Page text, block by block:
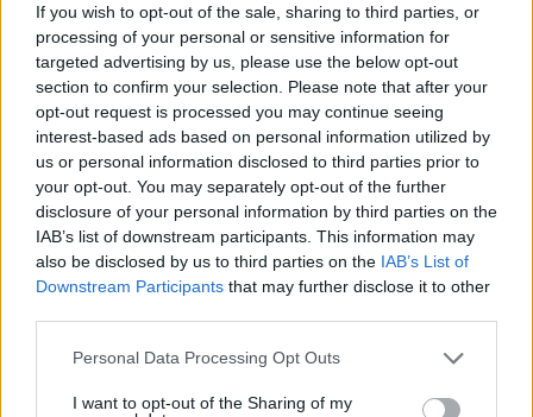
If you wish to opt-out of the sale, sharing to third parties, or
processing of your personal or sensitive information for
targeted advertising by us, please use the below opt-out
section to confirm your selection. Please note that after your
opt-out request is processed you may continue seeing
interest-based ads based on personal information utilized by
us or personal information disclosed to third parties prior to
your opt-out. You may separately opt-out of the further
disclosure of your personal information by third parties on the
IAB’s list of downstream participants. This information may
also be disclosed by us to third parties on the IAB’s List of
Downstream Participants that may further disclose it to other
Please note that this website/app uses one or more Google
not limited to your visit or usage behaviour. You may click to
Personal Data Processing Opt Outs
I want to opt-out of the Sharing of my
η υφαλοκρηπίδα του Αιγαίου να μοιραστεί στη
μέση με βάση τις ακτές τηςΤουρκίας και της
ηπειρωτικής Ελλάδας. Η Ελλάδα ποτέ δεν
δέχτηκε την εκτός Διεθνούς Δικαίου τουρκική
θέση, γεγονός που εμπόδισε να υπάρξει
συμφωνία οριοθέτησης. Η οριοθέτηση της
υφαλοκρηπίδας είναι εξάλλου η μοναδική
ελληνοτουρκική διαφορά που αναγνωρίζει η
Αθήνα. Τα άλλα προβλήματα θεωρεί ότι
αποτελούν μονομερείς τουρκικές επεκτατικές
παρακάμπτοντας με αυθαίρετες ερμηνείες το
Διεθνές Δίκαιο και τις υφιστάμενες συνθήκες,